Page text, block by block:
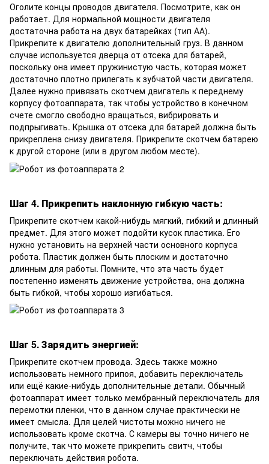
Оголите концы проводов двигателя. Посмотрите, как он
работает. Для нормальной мощности двигателя
достаточна работа на двух батарейках (тип АА).
Прикрепите к двигателю дополнительный груз. В данном
случае используется дверца от отсека для батарей,
поскольку она имеет пружинистую часть, которая может
достаточно плотно прилегать к зубчатой части двигателя.
Далее нужно привязать скотчем двигатель к переднему
корпусу фотоаппарата, так чтобы устройство в конечном
счете смогло свободно вращаться, вибрировать и
подпрыгивать. Крышка от отсека для батарей должна быть
прикреплена снизу двигателя. Прикрепите скотчем батарею
к другой стороне (или в другом любом месте).
Шаг 4. Прикрепить наклонную гибкую часть:
Прикрепите скотчем какой-нибудь мягкий, гибкий и длинный
предмет. Для этого может подойти кусок пластика. Его
нужно установить на верхней части основного корпуса
робота. Пластик должен быть плоским и достаточно
длинным для работы. Помните, что эта часть будет
постепенно изменять движение устройства, она должна
быть гибкой, чтобы хорошо изгибаться.
Шаг 5. Зарядить энергией:
Прикрепите скотчем провода. Здесь также можно
использовать немного припоя, добавить переключатель
или ещё какие-нибудь дополнительные детали. Обычный
фотоаппарат имеет только мембранный переключатель для
перемотки пленки, что в данном случае практически не
имеет смысла. Для целей чистоты можно ничего не
использовать кроме скотча. С камеры вы точно ничего не
получите, так что можете прикрепить свитч, чтобы
переключать действия робота.